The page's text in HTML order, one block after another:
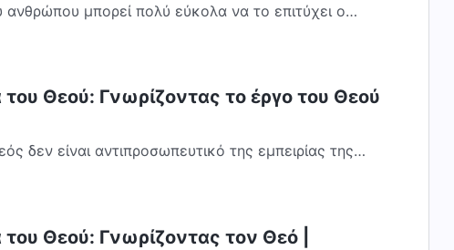
μπορεί πολύ εύκολα να το επιτύχει ο
του Θεού: Γνωρίζοντας το έργο του Θεού
δεν είναι αντιπροσωπευτικό της εμπειρίας της
του Θεού: Γνωρίζοντας τον Θεό |